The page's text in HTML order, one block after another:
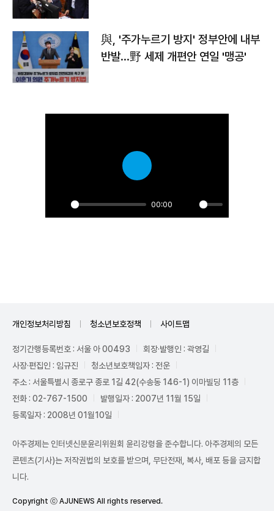
與, '주가누르기 방지' 정부안에 내부
반발…野 세제 개편안 연일 '맹공'
Play
00:00
Unmute
Play
개인정보처리방침 청소년보호정책 사이트맵
정기간행등록번호 : 서울 아 00493
회장·발행인 : 곽영길
사장·편집인 : 임규진
청소년보호책임자 : 전운
주소 : 서울특별시 종로구 종로 1길 42(수송동 146-1) 이마빌딩 11층
전화 : 02-767-1500
발행일자 : 2007년 11월 15일
등록일자 : 2008년 01월10일
아주경제는 인터넷신문윤리위원회 윤리강령을 준수합니다. 아주경제의 모든
콘텐츠(기사)는 저작권법의 보호를 받으며, 무단전재, 복사, 배포 등을 금지합
니다.
Copyright ⓒ AJUNEWS All rights reserved.